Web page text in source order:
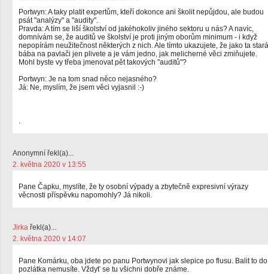
Portwyn: A taky platit expertům, kteří dokonce ani školit nepůjdou, ale budou
psát "analýzy" a "audity".
Pravda: A tím se liší školství od jakéhokoliv jiného sektoru u nás? A navíc,
domnívám se, že auditů ve školství je proti jiným oborům minimum - i když
nepopírám neužitečnost některých z nich. Ale tímto ukazujete, že jako ta stará
bába na pavlači jen plivete a je vám jedno, jak melicherné věci zmiňujete.
Mohl byste vy třeba jmenovat pět takových "auditů"?
Portwyn: Je na tom snad něco nejasného?
Já: Ne, myslím, že jsem věci vyjasnil :-)
.
Anonymní řekl(a)...
2. května 2020 v 13:55
Pane Čapku, myslíte, že ty osobní výpady a zbytečně expresivní výrazy
věcnosti příspěvku napomohly? Já nikoli.
Jirka řekl(a)...
2. května 2020 v 14:07
Pane Komárku, oba jdete po panu Portwynovi jak slepice po flusu. Balit to do
pozlátka nemusíte. Vždyť se tu všichni dobře známe.